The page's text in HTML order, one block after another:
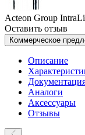
Acteon Group
Оставить отзыв
Описание
Аналоги
Аксессуары
Отзывы